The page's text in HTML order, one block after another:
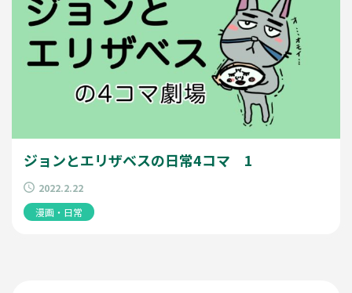
ジョンとエリザベスの日常4コマ 1
2022.2.22
漫画・日常